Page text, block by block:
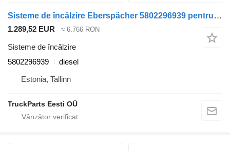
Sisteme de încălzire Eberspächer 5802296939 pentru cap tractor IVECO Stralis, Trakker (2002-)
1.289,52 EUR ≈ 6.766 RON
Sisteme de încălzire
5802296939
diesel
Estonia, Tallinn
TruckParts Eesti OÜ